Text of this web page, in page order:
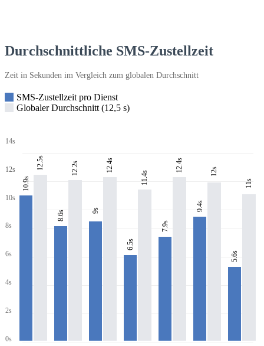
Durchschnittliche SMS-Zustellzeit
Zeit in Sekunden im Vergleich zum globalen Durchschnitt
SMS-Zustellzeit pro Dienst
Globaler Durchschnitt (12,5 s)
14s
12s
10s
8s
6s
4s
2s
0s
10.9s
12.5s
8.6s
12.2s
9s
12.4s
6.5s
11.4s
7.9s
12.4s
9.4s
12s
5.6s
11s